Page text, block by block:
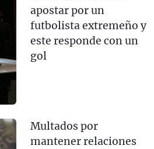
apostar por un
futbolista extremeño y
este responde con un
gol
Multados por
mantener relaciones